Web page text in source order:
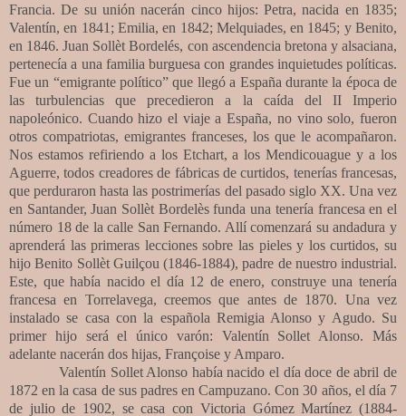
Francia. De su unión nacerán cinco hijos: Petra, nacida en 1835;
Valentín, en 1841; Emilia, en 1842; Melquiades, en 1845; y Benito,
en 1846. Juan Sollèt Bordelés, con ascendencia bretona y alsaciana,
pertenecía a una familia burguesa con grandes inquietudes políticas.
Fue un “emigrante político” que llegó a España durante la época de
las turbulencias que precedieron a la caída del II Imperio
napoleónico. Cuando hizo el viaje a España, no vino solo, fueron
otros compatriotas, emigrantes franceses, los que le acompañaron.
Nos estamos refiriendo a los Etchart, a los Mendicouague y a los
Aguerre, todos creadores de fábricas de curtidos, tenerías francesas,
que perduraron hasta las postrimerías del pasado siglo XX. Una vez
en Santander, Juan Sollèt Bordelès funda una tenería francesa en el
número 18 de la calle San Fernando. Allí comenzará su andadura y
aprenderá las primeras lecciones sobre las pieles y los curtidos, su
hijo Benito Sollèt Guilçou (1846-1884), padre de nuestro industrial.
Este, que había nacido el día 12 de enero, construye una tenería
francesa en Torrelavega, creemos que antes de 1870. Una vez
instalado se casa con la española Remigia Alonso y Agudo. Su
primer hijo será el único varón: Valentín Sollet Alonso. Más
adelante nacerán dos hijas, Françoise y Amparo.
Valentín Sollet Alonso había nacidoel día doce de abril de
1872 en la casa de sus padres en Campuzano. Con 30 años, el día 7
de julio de 1902, se casa con Victoria Gómez Martínez (1884-